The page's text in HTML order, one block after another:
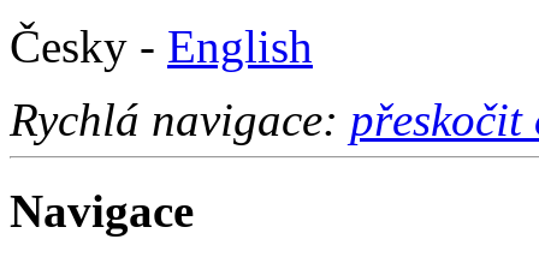
Česky - English
Rychlá navigace: přeskočit
Navigace